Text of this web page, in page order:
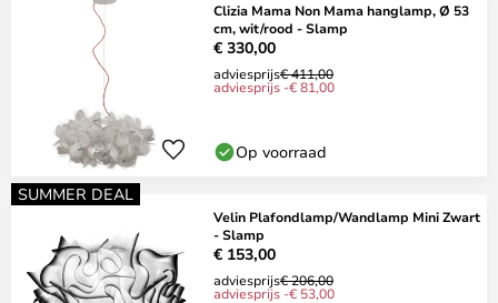
Clizia Mama Non Mama hanglamp, Ø 53
cm, wit/rood - Slamp
€ 330,00
adviesprijs€ 411,00
adviesprijs -€ 81,00
Op voorraad
SUMMER DEAL
Velin Plafondlamp/Wandlamp Mini Zwart
- Slamp
€ 153,00
adviesprijs€ 206,00
adviesprijs -€ 53,00